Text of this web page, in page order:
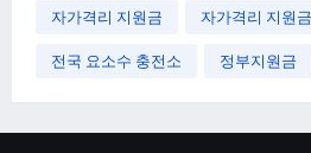
자가격리 지원금 자가격리 지원
전국 요소수 충전소 정부지원금